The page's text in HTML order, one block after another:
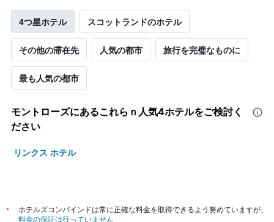
4つ星ホテル スコットランドのホテル
その他の滞在先 人気の都市 旅行を完璧なものに
最も人気の都市
モントローズ​にあるこれらｎ人気4ホテルをご検討く
ださい
リンクス ホテル
*
ホテルズコンバインドは常に正確な料金を取得できるよう努めていますが、
料金の保証は行っていません